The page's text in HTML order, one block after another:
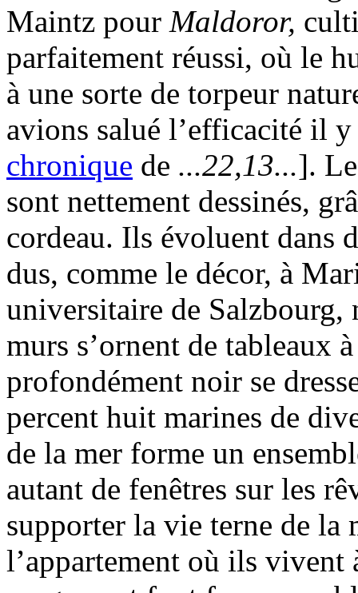
Maintz pour Maldoror,
parfaitement réussi, où le
à une sorte de torpeur
avions salué l’efficacité il
chronique de ...22,13...].
sont nettement dessinés,
cordeau. Ils évoluent dans
dus, comme le décor, à
universitaire de Salzbourg,
murs s’ornent de tableaux
profondément noir se
percent huit marines de
de la mer forme un
autant de fenêtres sur les
supporter la vie terne de la
l’appartement où ils vivent